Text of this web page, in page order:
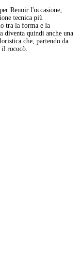
Renoir l'occasione,
tecnica più
tra la forma e la
diventa quindi anche una
che, partendo da
rococò.